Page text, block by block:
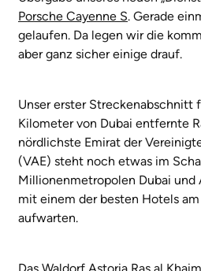
Porsche Cayenne S. Gerade
gelaufen. Da legen wir die
aber ganz sicher einige drauf.
Unser erster Streckenabschnitt
Kilometer von Dubai entfernte
nördlichste Emirat der
(VAE) steht noch etwas im
Millionenmetropolen Dubai und
mit einem der besten Hotels
aufwarten.